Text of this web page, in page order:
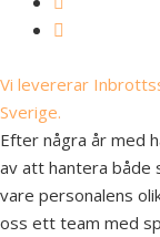
Vi levererar
Sverige.
Efter några år med
av att hantera både
vare personalens
oss ett team med